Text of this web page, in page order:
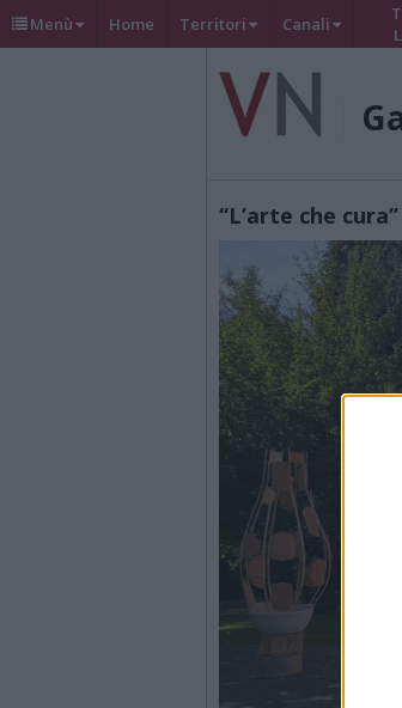
Menù Home Territori Canali
“L’arte che